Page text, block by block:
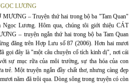
LƯƠNG
– Truyện thứ hai trong bộ ba "Tam Quan"
Ngọc Lương. Hôm qua, chúng tôi giới thiệu CÁT
– truyện ngắn thứ hai trong bộ ba Tam Quan
đăng trên Hợp Lưu số 87 (2006). Hơn hai mươi
gọi đây là "một câu chuyện cổ tích kinh dị", nơi cái
sự mục rữa của môi trường, sự tha hóa của con
trẻ. Một truyện ngắn đầy chất thơ, nhưng càng đẹp
năm đã trôi qua. Dòng sông trong truyện có còn